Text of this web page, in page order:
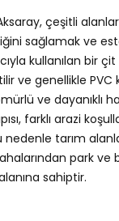
çeşitli
sağlamak ve
kullanılan bir
ve genellikle PVC
ve dayanıklı
farklı arazi
tarım
park ve
sahiptir.